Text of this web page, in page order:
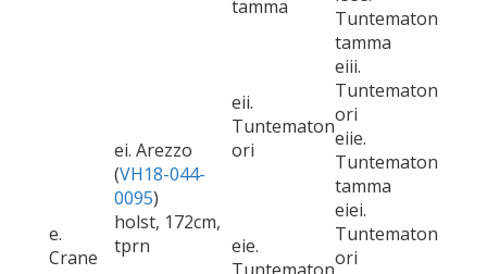
tamma
Tuntematon
tamma
e.
Crane
ei. Arezzo
(VH18-044-
0095)
holst, 172cm,
tprn
eii.
Tuntematon
ori
eiii.
Tuntematon
ori
eiie.
Tuntematon
tamma
eie.
eiei.
Tuntematon
ori